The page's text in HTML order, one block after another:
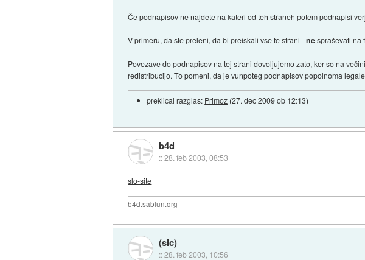
Če podnapisov ne najdete na kateri od teh straneh potem podnapisi
V primeru, da ste preleni, da bi preiskali vse te strani -nespraševati na
Povezave do podnapisov na tej strani dovoljujemo zato, ker so na
redistribucijo. To pomeni, da je vunpoteg podnapisov popolnoma
preklical razglas: Primoz (27. dec 2009 ob 12:13)
b4d
::28. feb 2003, 08:53
slo-site
b4d.sablun.org
(sic)
::28. feb 2003, 10:56